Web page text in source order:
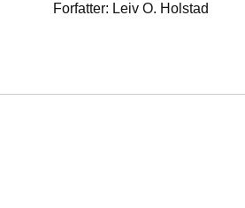
Forfatter: Leiv O. Holstad